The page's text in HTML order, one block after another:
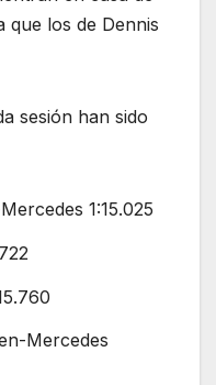
que los de Dennis
sesión han sido
1:15.025
Mercedes